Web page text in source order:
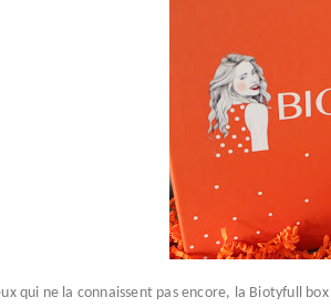
qui ne la connaissent pas encore, la Biotyfull